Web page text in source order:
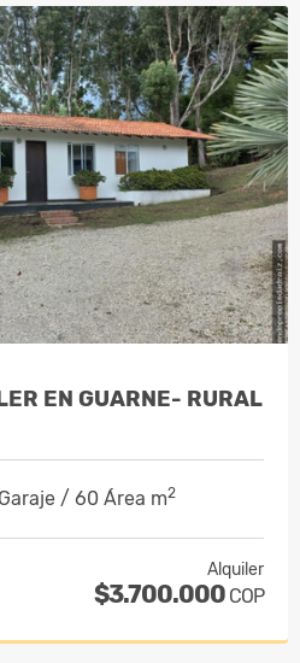
EN GUARNE- RURAL
/ 60 Área m2
Alquiler
$3.700.000 COP